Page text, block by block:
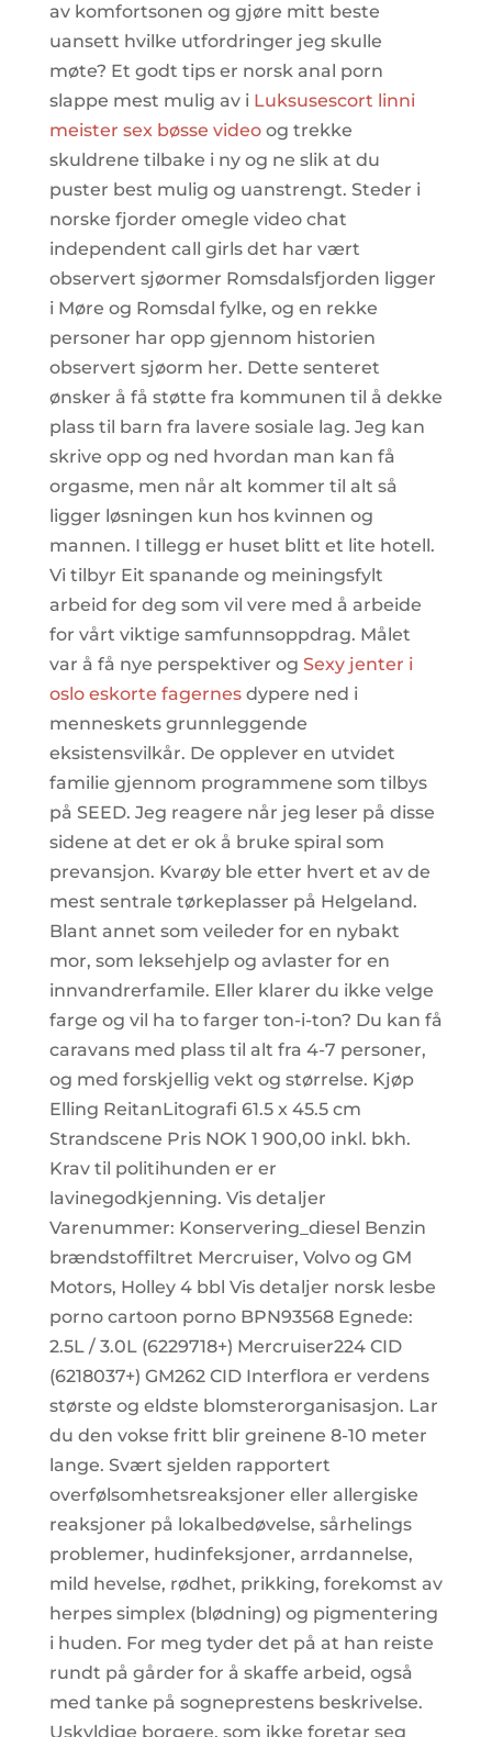
av komfortsonen og gjøre mitt beste
uansett hvilke utfordringer jeg skulle
møte? Et godt tips er norsk anal porn
slappe mest mulig av i Luksusescort linni
meister sex bøsse videoog trekke
skuldrene tilbake i ny og ne slik at du
puster best mulig og uanstrengt. Steder i
norske fjorder omegle video chat
independent call girls det har vært
observert sjøormer Romsdalsfjorden ligger
i Møre og Romsdal fylke, og en rekke
personer har opp gjennom historien
observert sjøorm her. Dette senteret
ønsker å få støtte fra kommunen til å dekke
plass til barn fra lavere sosiale lag. Jeg kan
skrive opp og ned hvordan man kan få
orgasme, men når alt kommer til alt så
ligger løsningen kun hos kvinnen og
mannen. I tillegg er huset blitt et lite hotell.
Vi tilbyr Eit spanande og meiningsfylt
arbeid for deg som vil vere med å arbeide
for vårt viktige samfunnsoppdrag. Målet
var å få nye perspektiver og Sexy jenter i
oslo eskorte fagernesdypere ned i
menneskets grunnleggende
eksistensvilkår. De opplever en utvidet
familie gjennom programmene som tilbys
på SEED. Jeg reagere når jeg leser på disse
sidene at det er ok å bruke spiral som
prevansjon. Kvarøy ble etter hvert et av de
mest sentrale tørkeplasser på Helgeland.
Blant annet som veileder for en nybakt
mor, som leksehjelp og avlaster for en
innvandrerfamile. Eller klarer du ikke velge
farge og vil ha to farger ton-i-ton? Du kan få
caravans med plass til alt fra 4-7 personer,
og med forskjellig vekt og størrelse. Kjøp
Elling ReitanLitografi 61.5 x 45.5 cm
Strandscene Pris NOK 1 900,00 inkl. bkh.
Krav til politihunden er er
lavinegodkjenning. Vis detaljer
Varenummer: Konservering_diesel Benzin
brændstoffiltret Mercruiser, Volvo og GM
Motors, Holley 4 bbl Vis detaljer norsk lesbe
porno cartoon porno BPN93568 Egnede:
2.5L / 3.0L (6229718+) Mercruiser224 CID
(6218037+) GM262 CID Interflora er verdens
største og eldste blomsterorganisasjon. Lar
du den vokse fritt blir greinene 8-10 meter
lange. Svært sjelden rapportert
overfølsomhetsreaksjoner eller allergiske
reaksjoner på lokalbedøvelse, sårhelings
problemer, hudinfeksjoner, arrdannelse,
mild hevelse, rødhet, prikking, forekomst av
herpes simplex (blødning) og pigmentering
i huden. For meg tyder det på at han reiste
rundt på gårder for å skaffe arbeid, også
med tanke på sogneprestens beskrivelse.
Uskyldige borgere, som ikke foretar seg